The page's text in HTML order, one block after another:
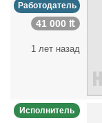
Работодатель
41 000 ₶
1 лет назад
Исполнитель